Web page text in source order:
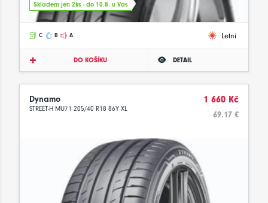
Skladem jen 2ks - do 10.8. u Vás
C B A Letní
DO KOŠÍKU DETAIL
Dynamo
STREET-H MU71 205/40 R18 86Y XL
1 660 Kč
69.17 €